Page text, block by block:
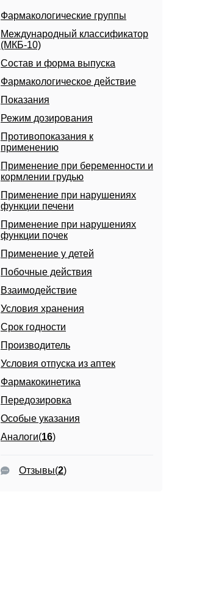
Фармакологические группы
Международный классификатор
(МКБ-10)
Состав и форма выпуска
Фармакологическое действие
Показания
Режим дозирования
Противопоказания к
применению
Применение при беременности и
кормлении грудью
Применение при нарушениях
функции печени
Применение при нарушениях
функции почек
Применение у детей
Побочные действия
Взаимодействие
Условия хранения
Срок годности
Производитель
Условия отпуска из аптек
Фармакокинетика
Передозировка
Особые указания
Аналоги(16)
Отзывы(2)